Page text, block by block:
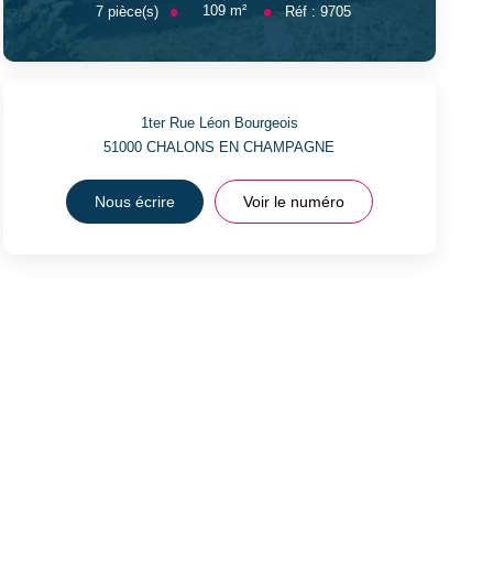
7pièce(s) 109m² Réf :9705
1ter Rue Léon Bourgeois
51000CHALONS EN CHAMPAGNE
Nous écrire Voir le numéro